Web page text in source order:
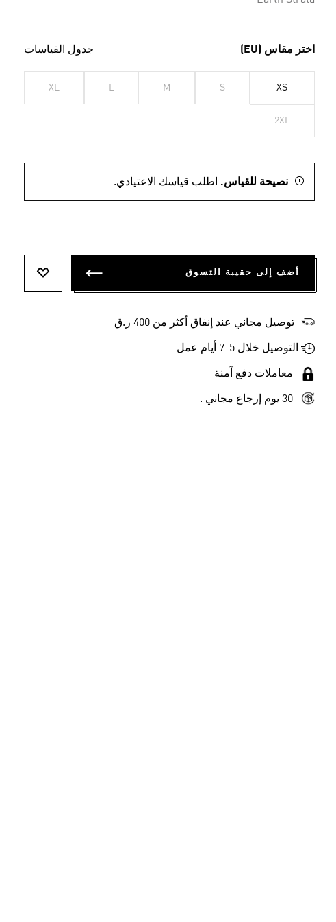
اختر مقاس (EU) جدول القياسات
XS
S
M
L
XL
2XL
نصيحة للقياس. اطلب قياسك الاعتيادي.
أضف إلى حقيبة التسوق
توصيل مجاني عند إنفاق أكثر من 400 ر.ق
التوصيل خلال 5-7 أيام عمل
معاملات دفع آمنة
30 يوم إرجاع مجاني .